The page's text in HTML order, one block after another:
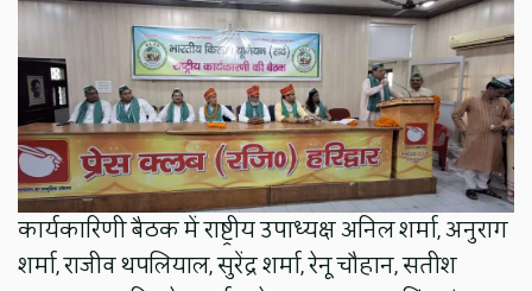
कार्यकारिणी बैठक में राष्ट्रीय उपाध्यक्ष अनिल शर्मा, अनुराग
शर्मा, राजीव थपलियाल, सुरेंद्र शर्मा, रेनू चौहान, सतीश